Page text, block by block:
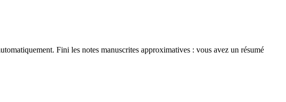
Fini les notes manuscrites approximatives : vous avez un résumé